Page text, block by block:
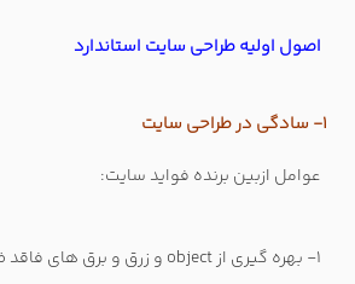
اصول اولیه طراحی سایت استاندارد
1- سادگی در طراحی سایت
عوامل ازبین برنده فواید سایت:
1- بهره گیری از object و زرق و برق های فاقد ضرورت